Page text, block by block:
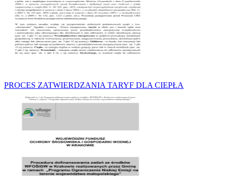
PROCES ZATWIERDZANIA TARYF DLA CIEPŁA